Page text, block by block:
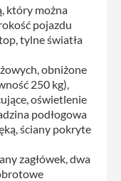
który można
pojazdu
tylne światła
obniżone
250 kg),
oświetlenie
podłogowa
ściany pokryte
zagłówek, dwa